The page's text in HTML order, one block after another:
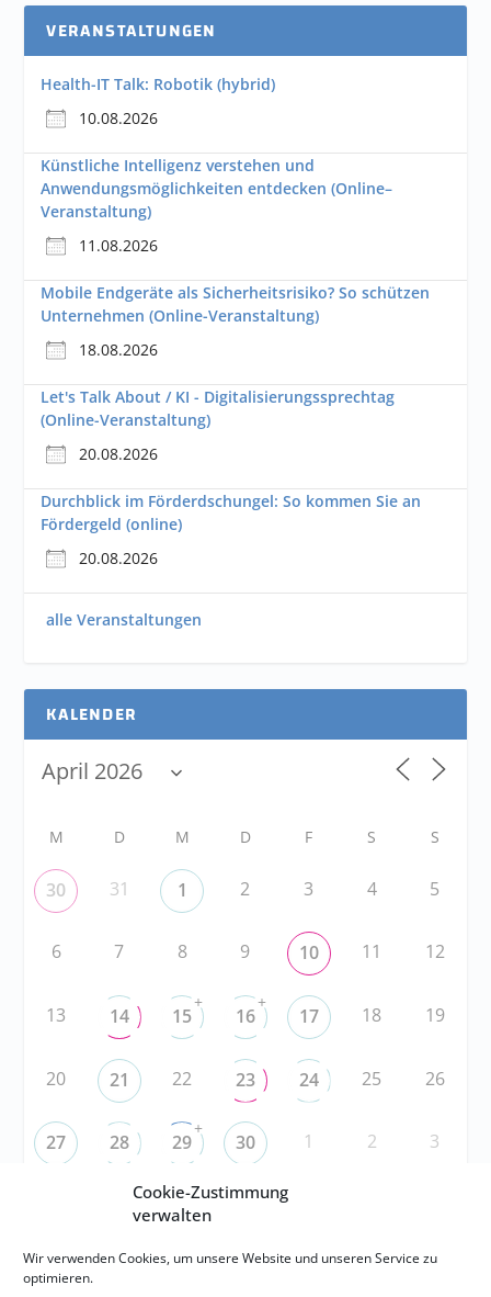
Cookie-Zustimmung
verwalten
Wir verwenden Cookies, um unsere Website und unseren Service zu
optimieren.
VERANSTALTUNGEN
Health-IT Talk: Robotik (hybrid)
10.08.2026
Künstliche Intelligenz verstehen und
Anwendungsmöglichkeiten entdecken (Online–
Veranstaltung)
11.08.2026
Mobile Endgeräte als Sicherheitsrisiko? So schützen
Unternehmen (Online-Veranstaltung)
18.08.2026
Let's Talk About / KI - Digitalisierungssprechtag
(Online-Veranstaltung)
20.08.2026
Durchblick im Förderdschungel: So kommen Sie an
Fördergeld (online)
20.08.2026
alle Veranstaltungen
KALENDER
M D M D F S S
30 31 1 2 3 4 5
6 7 8 9 10 11 12
13 14 15
+
16
+
17 18 19
20 21 22 23 24 25 26
27 28 29
+
30 1 2 3
RSS-FEED abonnieren